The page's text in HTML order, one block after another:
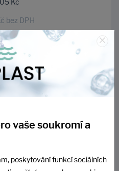
Kč
bez DPH
×
vaše soukromí a
poskytování funkcí sociálních